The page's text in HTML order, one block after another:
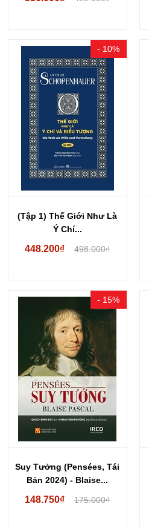
- 10%
(Tập 1) Thế Giới Như Là
Ý Chí...
448.200₫ 498.000₫
- 15%
Suy Tưởng (Pensées, Tái
Bản 2024) - Blaise...
148.750₫ 175.000₫